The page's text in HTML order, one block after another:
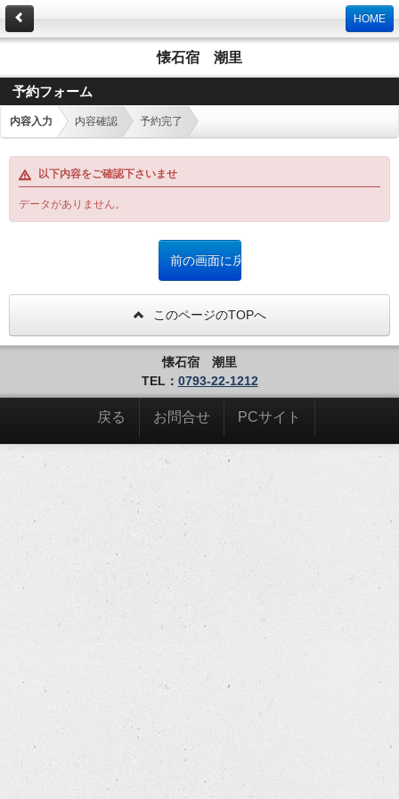
HOME
懐石宿 潮里
予約フォーム
内容入力 内容確認 予約完了
以下内容をご確認下さいませ
データがありません。
このページのTOPへ
懐石宿 潮里
TEL： 0793-22-1212
戻る お問合せ PCサイト